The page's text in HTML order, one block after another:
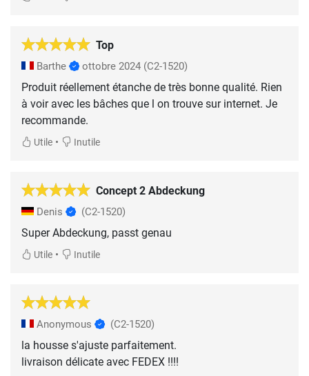
Top
Barthe ottobre 2024 (C2-1520)
Produit réellement étanche de très bonne qualité. Rien
à voir avec les bâches que l on trouve sur internet. Je
recommande.
Utile • Inutile
Concept 2 Abdeckung
Denis (C2-1520)
Super Abdeckung, passt genau
Utile • Inutile
Anonymous (C2-1520)
la housse s'ajuste parfaitement.
livraison délicate avec FEDEX !!!!